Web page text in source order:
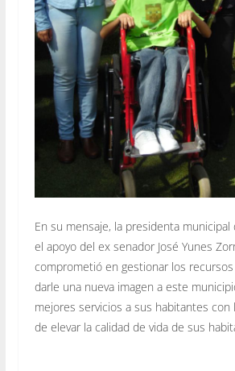
En su mensaje, la presidenta municipal
el apoyo del ex senador José Yunes
comprometió en gestionar los
darle una nueva imagen a este
mejores servicios a sus habitantes con
de elevar la calidad de vida de sus